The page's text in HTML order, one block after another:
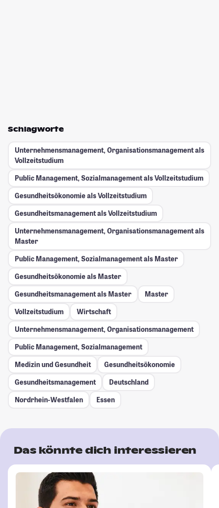
Schlagworte
Unternehmensmanagement, Organisationsmanagement als
Vollzeitstudium
Public Management, Sozialmanagement als Vollzeitstudium
Gesundheitsökonomie als Vollzeitstudium
Gesundheitsmanagement als Vollzeitstudium
Unternehmensmanagement, Organisationsmanagement als
Master
Public Management, Sozialmanagement als Master
Gesundheitsökonomie als Master
Gesundheitsmanagement als Master
Master
Vollzeitstudium
Wirtschaft
Unternehmensmanagement, Organisationsmanagement
Public Management, Sozialmanagement
Medizin und Gesundheit
Gesundheitsökonomie
Gesundheitsmanagement
Deutschland
Nordrhein-Westfalen
Essen
Das könnte dich interessieren